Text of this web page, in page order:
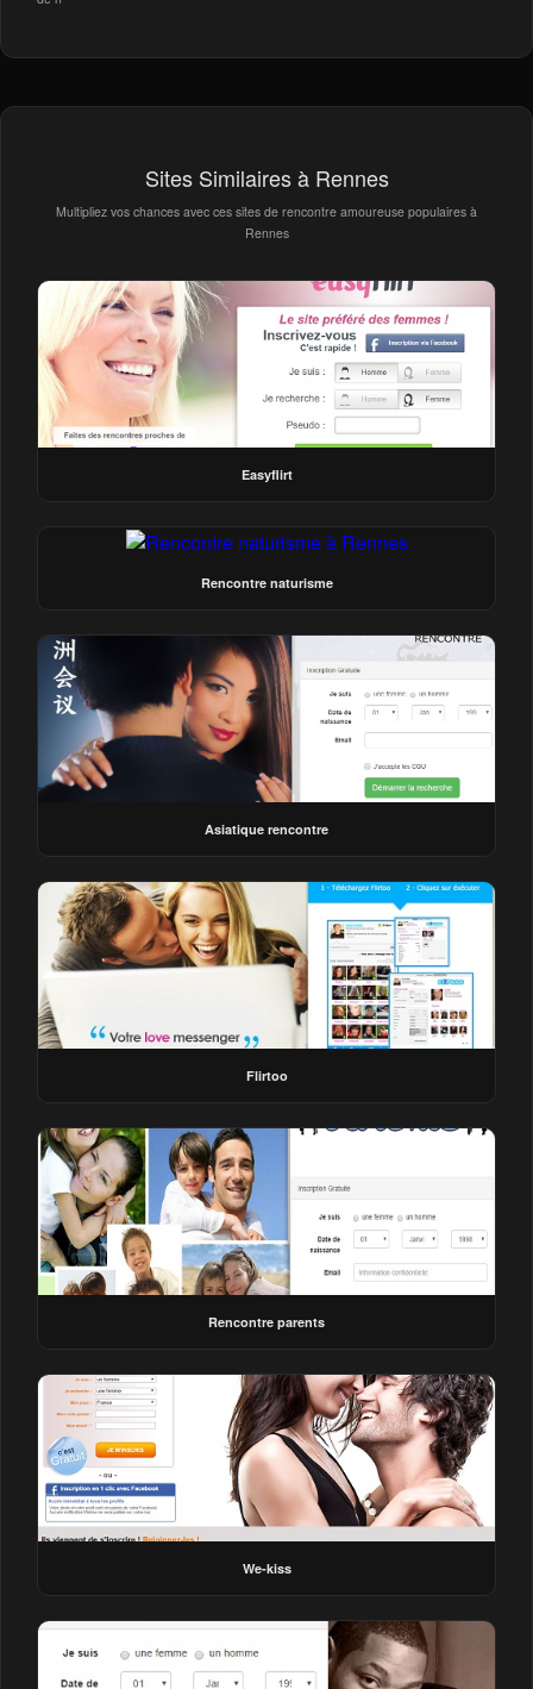
Sites Similaires à Rennes
Multipliez vos chances avec ces sites de rencontre amoureuse populaires à
Rennes
Easyflirt
Rencontre naturisme
Asiatique rencontre
Flirtoo
Rencontre parents
We-kiss